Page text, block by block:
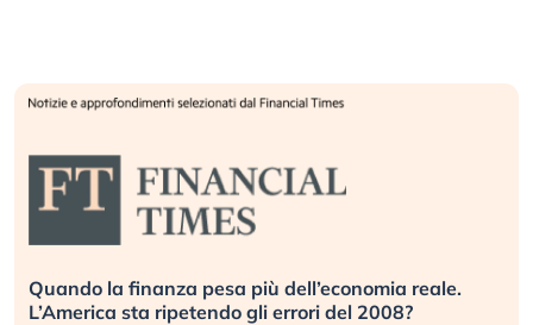
reale.
Russia e Cina pronti a spegnere
investitori stanno sottovalutando il